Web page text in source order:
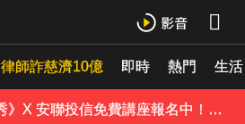
律師詐慈濟10億 即時 熱門 生活